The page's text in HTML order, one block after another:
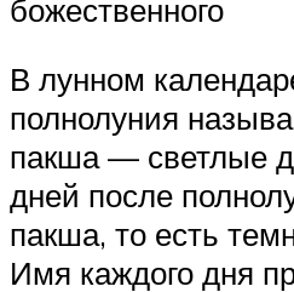
божественного
В лунном
полнолуния
пакша — светлые
дней после
пакша, то есть
Имя каждого дня